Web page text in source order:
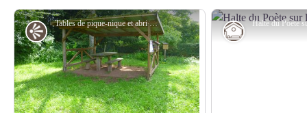
Tables de pique-nique et abri permettent de faire une petite pause dans cet environnement fleuri - PNRVN - A.Serylo
Point de vue Refuge-abris